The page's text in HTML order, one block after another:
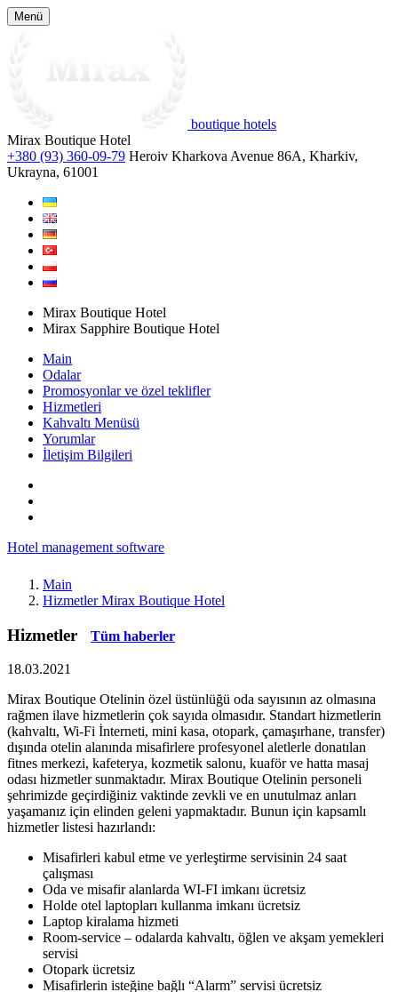
Menü
boutique hotels
Mirax Boutique Hotel
+380 (93) 360-09-79 Heroiv Kharkova Avenue 86A, Kharkiv,
Ukrayna, 61001
Mirax Boutique Hotel
Mirax Sapphire Boutique Hotel
Main
Odalar
Promosyonlar ve özel teklifler
Hizmetleri
Kahvaltı Menüsü
Yorumlar
İletişim Bilgileri
Hotel management software
Main
Hizmetler Mirax Boutique Hotel
Hizmetler Tüm haberler
18.03.2021
Mirax Boutique Otelinin özel üstünlüğü oda sayısının az olmasına
rağmen ilave hizmetlerin çok sayıda olmasıdır. Standart hizmetlerin
(kahvaltı, Wi-Fi İnterneti, mini kasa, otopark, çamaşırhane, transfer)
dışında otelin alanında misafirlere profesyonel aletlerle donatılan
fitnes merkezi, kafeterya, kozmetik salonu, kuaför ve hatta masaj
odası hizmetler sunmaktadır. Mirax Boutique Otelinin personeli
şehrimizde geçirdiğiniz vaktinde zevkli ve en unutulmaz anları
yaşamanız için elinden geleni yapmaktadır. Bunun için kapsamlı
hizmetler listesi hazırlandı:
Misafirleri kabul etme ve yerleştirme servisinin 24 saat
çalışması
Oda ve misafir alanlarda WI-FI imkanı ücretsiz
Holde otel laptopları kullanma imkanı ücretsiz
Laptop kiralama hizmeti
Room-service – odalarda kahvaltı, öğlen ve akşam yemekleri
servisi
Otopark ücretsiz
Misafirlerin isteğine bağlı “Alarm” servisi ücretsiz